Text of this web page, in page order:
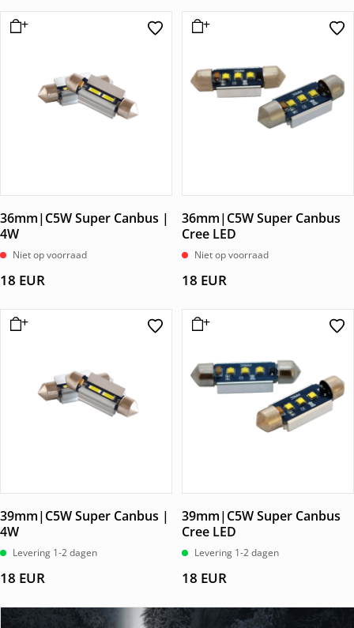
36mm|C5W Super Canbus |
4W
Niet op voorraad
18 EUR
36mm|C5W Super Canbus
Cree LED
Niet op voorraad
18 EUR
39mm|C5W Super Canbus |
4W
Levering 1-2 dagen
18 EUR
39mm|C5W Super Canbus
Cree LED
Levering 1-2 dagen
18 EUR